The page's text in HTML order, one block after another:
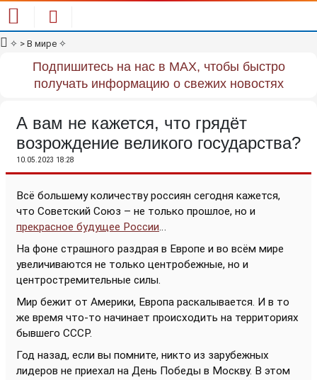
✧ > В мире ✧
Подпишитесь на нас в MAX, чтобы быстро
получать информацию о свежих новостях
А вам не кажется, что грядёт
возрождение великого государства?
10.05.2023 18:28
Всё большему количеству россиян сегодня кажется,
что Советский Союз – не только прошлое, но и
прекрасное будущее России…
На фоне страшного раздрая в Европе и во всём мире
увеличиваются не только центробежные, но и
центростремительные силы.
Мир бежит от Америки, Европа раскалывается. И в то
же время что-то начинает происходить на территориях
бывшего СССР.
Год назад, если вы помните, никто из зарубежных
лидеров не приехал на День Победы в Москву. В этом